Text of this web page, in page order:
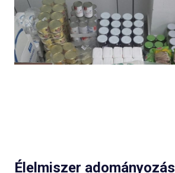
Élelmiszer adományozás